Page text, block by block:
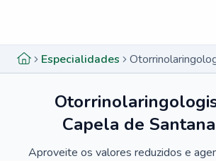
Especialidades
Capela de
Aproveite os valores reduzidos e